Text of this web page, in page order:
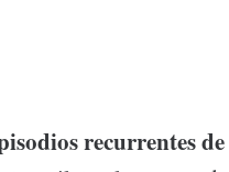
recurrentes de